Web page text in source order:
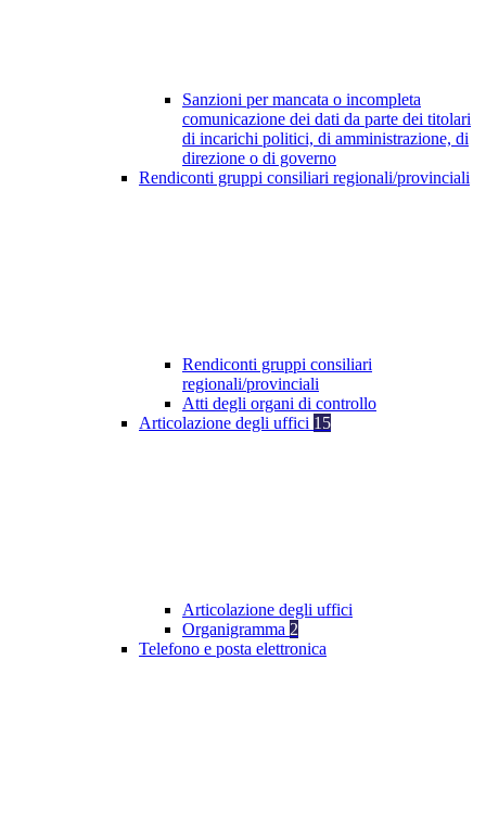
Sanzioni per mancata o incompleta
comunicazione dei dati da parte dei titolari
di incarichi politici, di amministrazione, di
direzione o di governo
Rendiconti gruppi consiliari regionali/provinciali
Rendiconti gruppi consiliari
regionali/provinciali
Atti degli organi di controllo
Articolazione degli uffici 15
Articolazione degli uffici
Organigramma 2
Telefono e posta elettronica